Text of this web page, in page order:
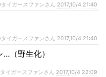
イガースファンさん 2017,10/4 21:40
イガースファンさん 2017,10/4 21:40
（野生化）
イガースファンさん 2017,10/4 22:09